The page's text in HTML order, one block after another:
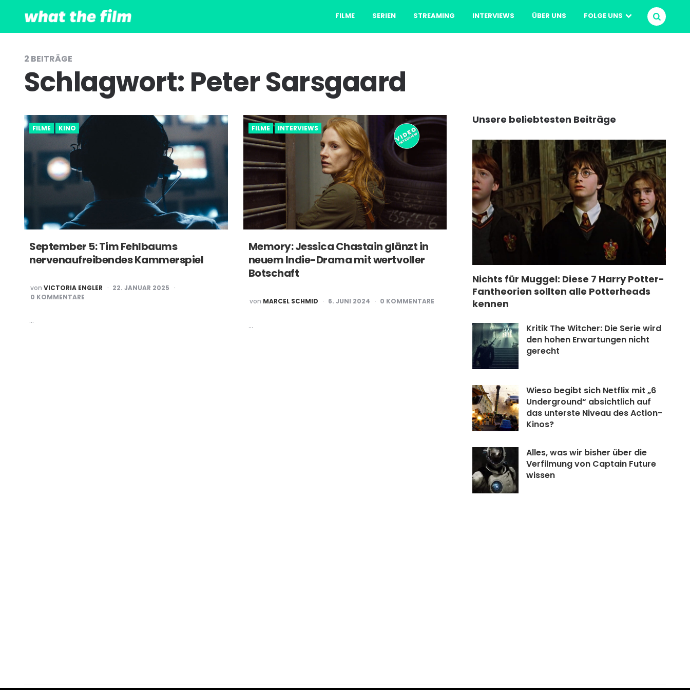
FILME SERIEN STREAMING INTERVIEWS ÜBER UNS
FOLGE UNS
SUCHEN
2 BEITRÄGE
Schlagwort: Peter Sarsgaard
FILME KINO
September 5: Tim Fehlbaums
nervenaufreibendes Kammerspiel
POSTED
BY
von VICTORIA ENGLER
22. JANUAR 2025
0 KOMMENTARE
…
FILME INTERVIEWS
Memory: Jessica Chastain glänzt in
neuem Indie-Drama mit wertvoller
Botschaft
POSTED
BY
von MARCEL SCHMID 6. JUNI 2024 0 KOMMENTARE
…
Unsere beliebtesten Beiträge
Nichts für Muggel: Diese 7 Harry Potter-
Fantheorien sollten alle Potterheads
kennen
Kritik The Witcher: Die Serie wird
den hohen Erwartungen nicht
gerecht
Wieso begibt sich Netflix mit „6
Underground“ absichtlich auf
das unterste Niveau des Action-
Kinos?
Alles, was wir bisher über die
Verfilmung von Captain Future
wissen